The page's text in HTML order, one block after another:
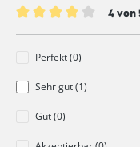
4 von
Perfekt (0)
Sehr gut (1)
Gut (0)